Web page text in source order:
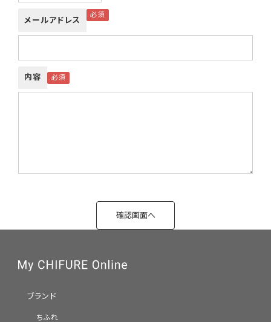
メールアドレス
内容
ブランド
ちふれ